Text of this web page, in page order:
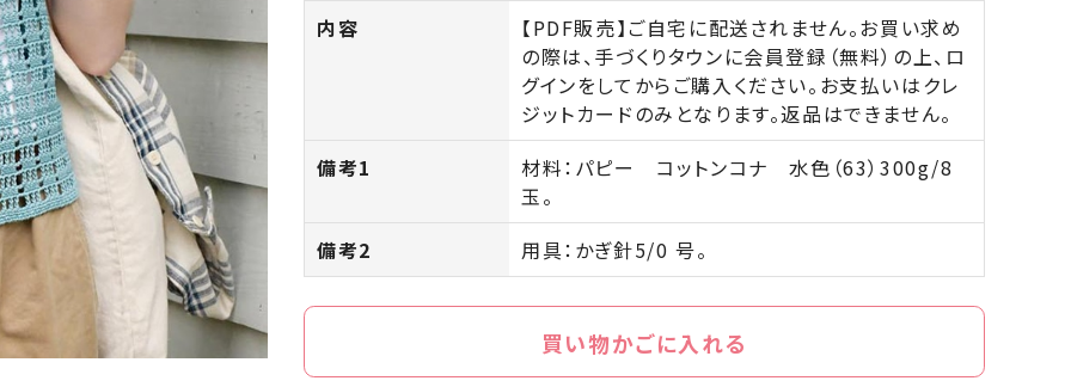
内容
【PDF販売】ご自宅に配送されません。お買い求め
の際は、手づくりタウンに会員登録（無料）の上、ロ
グインをしてからご購入ください。お支払いはクレ
ジットカードのみとなります。返品はできません。
備考1
材料：パピー コットンコナ 水色（63）300g/8
玉。
備考2
用具：かぎ針5/0 号。
買い物かごに入れる